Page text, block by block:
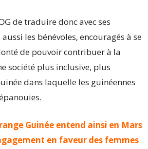
de traduire donc avec ses
les bénévoles, encouragés à se
de pouvoir contribuer à la
société plus inclusive, plus
dans laquelle les guinéennes
Guinée entend ainsi en Mars
en faveur des femmes